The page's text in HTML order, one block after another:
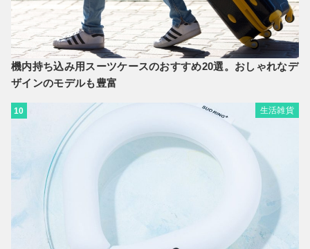
機内持ち込み用スーツケースのおすすめ20選。おしゃれなデ
ザインのモデルも豊富
10 生活雑貨